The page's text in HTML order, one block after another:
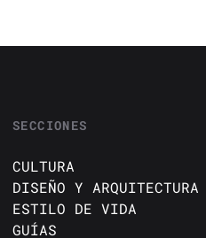
SECCIONES
CULTURA
DISEÑO Y ARQUITECTURA
ESTILO DE VIDA
GUÍAS